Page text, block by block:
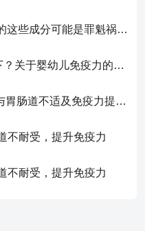
宝宝胃肠道不适？奶粉中的这些成分可能是罪魁祸首！
宝宝总生病就是免疫力低下？关于婴幼儿免疫力的真相，家长必须了解！
宝宝喂养难题：奶粉喂养与胃肠道不适及免疫力提升的奥秘
不耐受，提升免疫力
不耐受，提升免疫力